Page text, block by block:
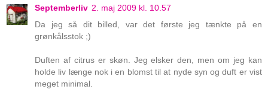
Septemberliv 2. maj 2009 kl. 10.57
Da jeg så dit billed, var det første jeg tænkte på en
grønkålsstok ;)
Duften af citrus er skøn. Jeg elsker den, men om jeg kan
holde liv længe nok i en blomst til at nyde syn og duft er vist
meget minimal.